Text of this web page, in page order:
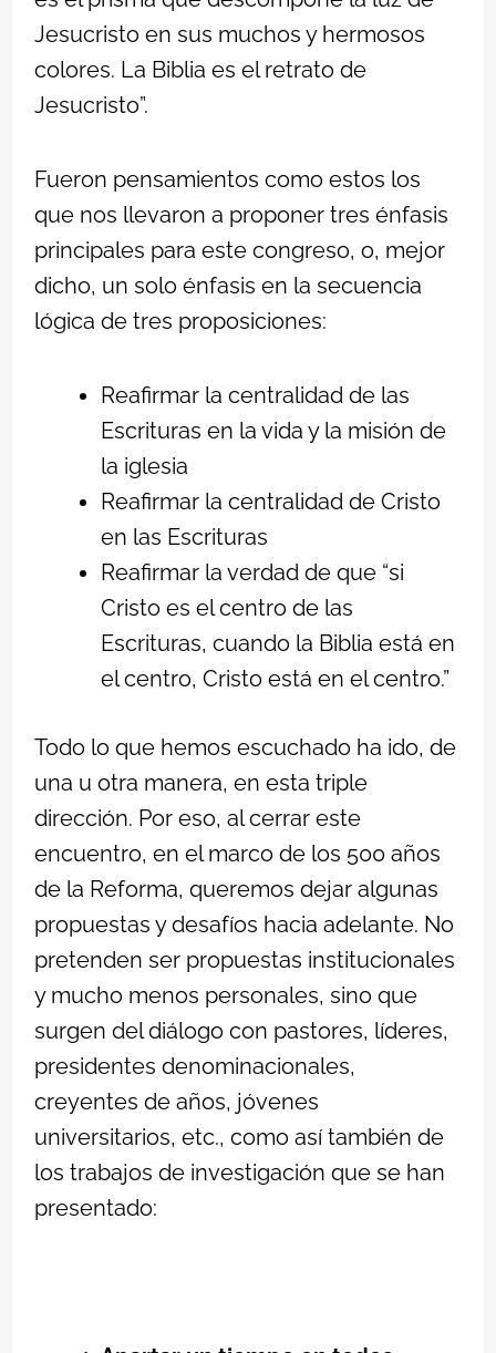
Jesucristo en sus muchos y hermosos
colores. La Biblia es el retrato de
Jesucristo”.
Fueron pensamientos como estos los
que nos llevaron a proponer tres énfasis
principales para este congreso, o, mejor
dicho, un solo énfasis en la secuencia
lógica de tres proposiciones:
Reafirmar la centralidad de las
Escrituras en la vida y la misión de
la iglesia
Reafirmar la centralidad de Cristo
en las Escrituras
Reafirmar la verdad de que “si
Cristo es el centro de las
Escrituras, cuando la Biblia está en
el centro, Cristo está en el centro.”
Todo lo que hemos escuchado ha ido, de
una u otra manera, en esta triple
dirección. Por eso, al cerrar este
encuentro, en el marco de los 500 años
de la Reforma, queremos dejar algunas
propuestas y desafíos hacia adelante. No
pretenden ser propuestas institucionales
y mucho menos personales, sino que
surgen del diálogo con pastores, líderes,
presidentes denominacionales,
creyentes de años, jóvenes
universitarios, etc., como así también de
los trabajos de investigación que se han
presentado: